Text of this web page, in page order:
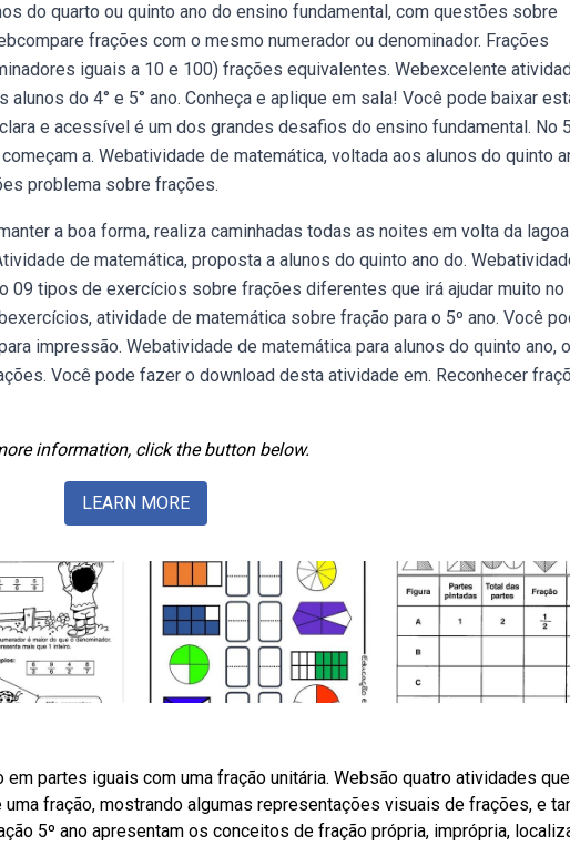
do quarto ou quinto ano do ensino fundamental, com questões sobre
frações com o mesmo numerador ou denominador. Frações
iguais a 10 e 100) frações equivalentes. Webexcelente
do 4° e 5° ano. Conheça e aplique em sala! Você pode baixar
e acessível é um dos grandes desafios do ensino fundamental. No
a. Webatividade de matemática, voltada aos alunos do quinto
problema sobre frações.
a boa forma, realiza caminhadas todas as noites em volta da
de matemática, proposta a alunos do quinto ano do.
09 tipos de exercícios sobre frações diferentes que irá ajudar muito no
atividade de matemática sobre fração para o 5º ano. Você
impressão. Webatividade de matemática para alunos do quinto ano,
Você pode fazer o download desta atividade em. Reconhecer
information, click the button below.
LEARN MORE
partes iguais com uma fração unitária. Websão quatro atividades
fração, mostrando algumas representações visuais de frações, e
5º ano apresentam os conceitos de fração própria, imprópria,